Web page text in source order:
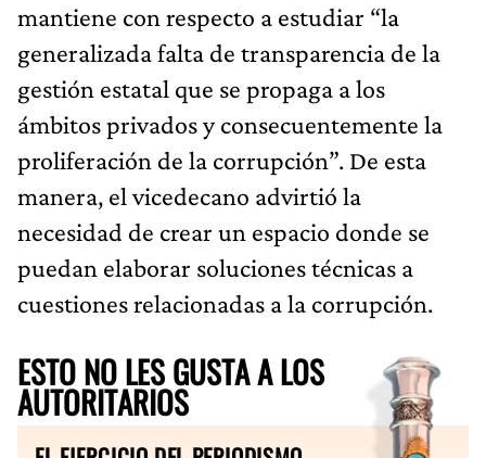
mantiene con respecto a estudiar “la
generalizada falta de transparencia de la
gestión estatal que se propaga a los
ámbitos privados y consecuentemente la
proliferación de la corrupción”. De esta
manera, el vicedecano advirtió la
necesidad de crear un espacio donde se
puedan elaborar soluciones técnicas a
cuestiones relacionadas a la corrupción.
ESTO NO LES GUSTA A LOS
AUTORITARIOS